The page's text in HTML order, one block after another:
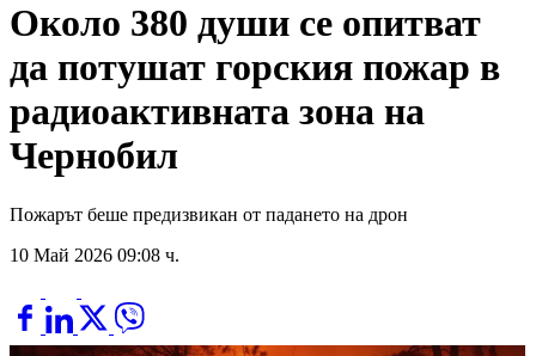
Около 380 души се опитват
да потушат горския пожар в
радиоактивната зона на
Чернобил
Пожарът беше предизвикан от падането на дрон
10 Май 2026 09:08 ч.